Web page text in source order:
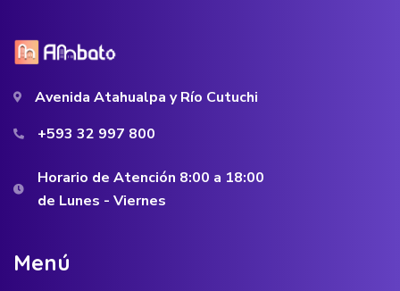
Avenida Atahualpa y Río Cutuchi
+593 32 997 800
Horario de Atención 8:00 a 18:00
de Lunes - Viernes
Menú